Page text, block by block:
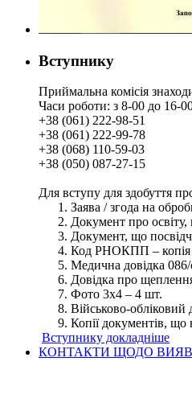
Вступнику
Приймальна комісія
Часи роботи: з 8-00 до 16-
+38 (061) 222-98-51
+38 (061) 222-99-78
+38 (068) 110-59-03
+38 (050) 087-27-15
Для вступу для здобуття
Заява / згода на
Документ про освіту,
Документ, що
Код РНОКПП – копія
Медична довідка
Довідка про
Фото 3х4 – 4 шт.
Військово-обліковий
Копії документів, що
Вступнику докладніше
КОНТАКТИ ЩОДО